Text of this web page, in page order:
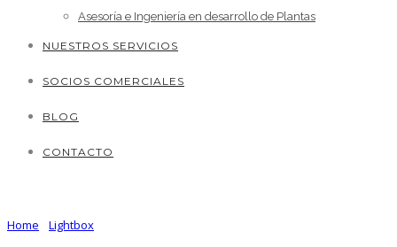
Asesoría e Ingeniería en desarrollo de Plantas
NUESTROS SERVICIOS
SOCIOS COMERCIALES
BLOG
CONTACTO
Home Lightbox